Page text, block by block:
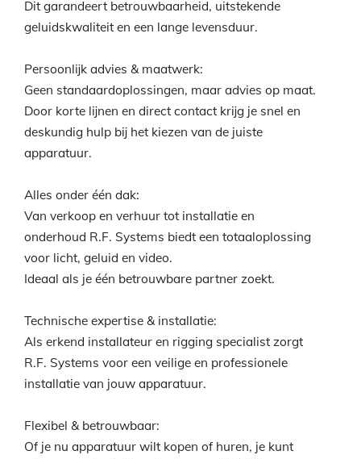
Dit garandeert betrouwbaarheid, uitstekende
geluidskwaliteit en een lange levensduur.
Persoonlijk advies & maatwerk:
Geen standaardoplossingen, maar advies op maat.
Door korte lijnen en direct contact krijg je snel en
deskundig hulp bij het kiezen van de juiste
apparatuur.
Alles onder één dak:
Van verkoop en verhuur tot installatie en
onderhoud R.F. Systems biedt een totaaloplossing
voor licht, geluid en video.
Ideaal als je één betrouwbare partner zoekt.
Technische expertise & installatie:
Als erkend installateur en rigging specialist zorgt
R.F. Systems voor een veilige en professionele
installatie van jouw apparatuur.
Flexibel & betrouwbaar:
Of je nu apparatuur wilt kopen of huren, je kunt